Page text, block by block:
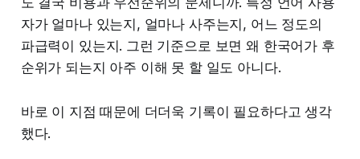
자가 얼마나 있는지, 얼마나 사주는지, 어느 정도의
파급력이 있는지. 그런 기준으로 보면 왜 한국어가 후
순위가 되는지 아주 이해 못 할 일도 아니다.
바로 이 지점 때문에 더더욱 기록이 필요하다고 생각
했다.